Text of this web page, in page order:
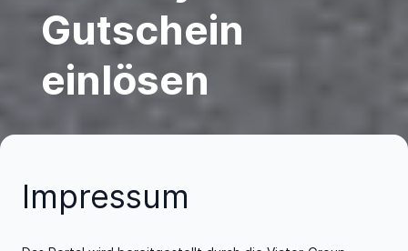
Gutschein
einlösen
Impressum